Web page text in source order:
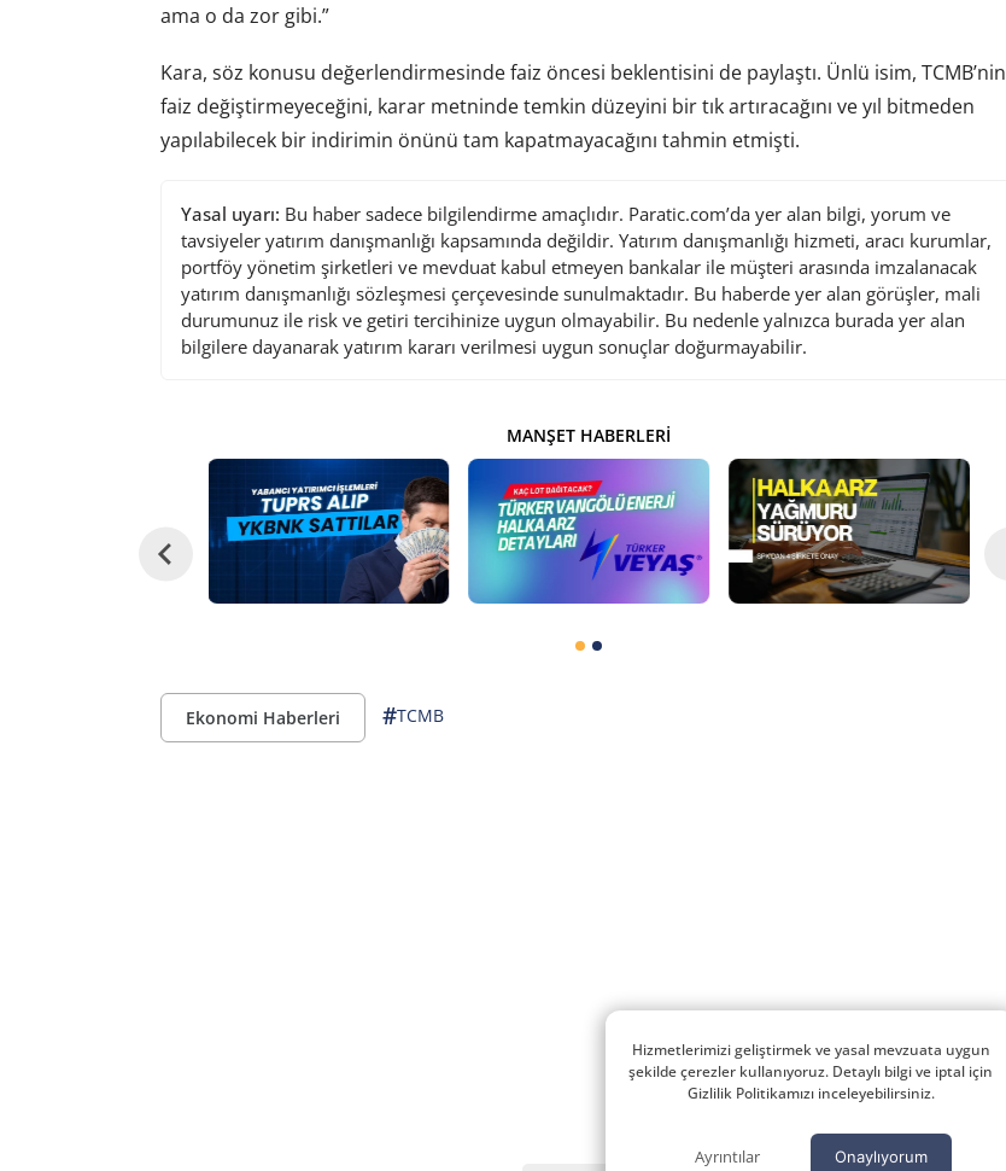
ama o da zor gibi.”
Kara, söz konusu değerlendirmesinde faiz öncesi beklentisini de paylaştı. Ünlü isim, TCMB’nin
faiz değiştirmeyeceğini, karar metninde temkin düzeyini bir tık artıracağını ve yıl bitmeden
yapılabilecek bir indirimin önünü tam kapatmayacağını tahmin etmişti.
Yasal uyarı: Bu haber sadece bilgilendirme amaçlıdır. Paratic.com’da yer alan bilgi, yorum ve
tavsiyeler yatırım danışmanlığı kapsamında değildir. Yatırım danışmanlığı hizmeti, aracı kurumlar,
portföy yönetim şirketleri ve mevduat kabul etmeyen bankalar ile müşteri arasında imzalanacak
yatırım danışmanlığı sözleşmesi çerçevesinde sunulmaktadır. Bu haberde yer alan görüşler, mali
durumunuz ile risk ve getiri tercihinize uygun olmayabilir. Bu nedenle yalnızca burada yer alan
bilgilere dayanarak yatırım kararı verilmesi uygun sonuçlar doğurmayabilir.
MANŞET HABERLERI
Ekonomi Haberleri #TCMB
Hizmetlerimizi geliştirmek ve yasal mevzuata uygun
şekilde çerezler kullanıyoruz. Detaylı bilgi ve iptal için
Gizlilik Politikamızı inceleyebilirsiniz.
Ayrıntılar Onaylıyorum